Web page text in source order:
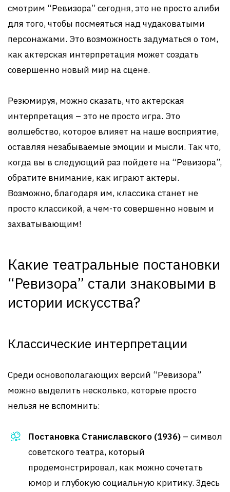
смотрим “Ревизора” сегодня, это не просто алиби
для того, чтобы посмеяться над чудаковатыми
персонажами. Это возможность задуматься о том,
как актерская интерпретация может создать
совершенно новый мир на сцене.
Резюмируя, можно сказать, что актерская
интерпретация – это не просто игра. Это
волшебство, которое влияет на наше восприятие,
оставляя незабываемые эмоции и мысли. Так что,
когда вы в следующий раз пойдете на “Ревизора”,
обратите внимание, как играют актеры.
Возможно, благодаря им, классика станет не
просто классикой, а чем-то совершенно новым и
захватывающим!
Какие театральные постановки
“Ревизора” стали знаковыми в
истории искусства?
Классические интерпретации
Среди основополагающих версий “Ревизора”
можно выделить несколько, которые просто
нельзя не вспомнить:
Постановка Станиславского (1936) – символ
советского театра, который
продемонстрировал, как можно сочетать
юмор и глубокую социальную критику. Здесь